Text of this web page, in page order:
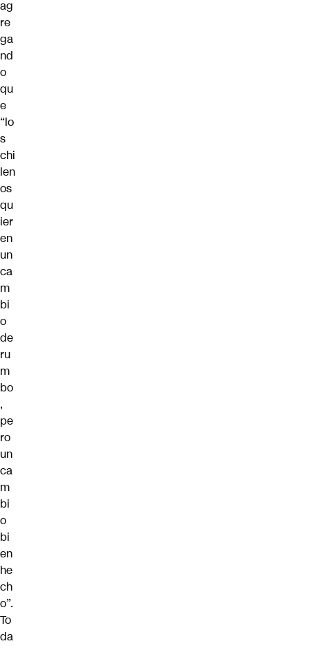
ag
re
ga
nd
o
qu
e
“lo
s
chi
len
os
qu
ier
en
un
ca
m
bi
o
de
ru
m
bo
,
pe
ro
un
ca
m
bi
o
bi
en
he
ch
o”.
To
da